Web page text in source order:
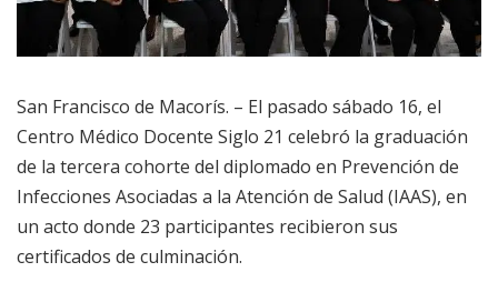
San Francisco de Macorís. – El pasado sábado 16, el
Centro Médico Docente Siglo 21 celebró la graduación
de la tercera cohorte del diplomado en Prevención de
Infecciones Asociadas a la Atención de Salud (IAAS), en
un acto donde 23 participantes recibieron sus
certificados de culminación.